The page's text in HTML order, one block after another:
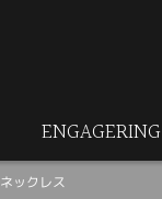
ENGAGERING
ックレス